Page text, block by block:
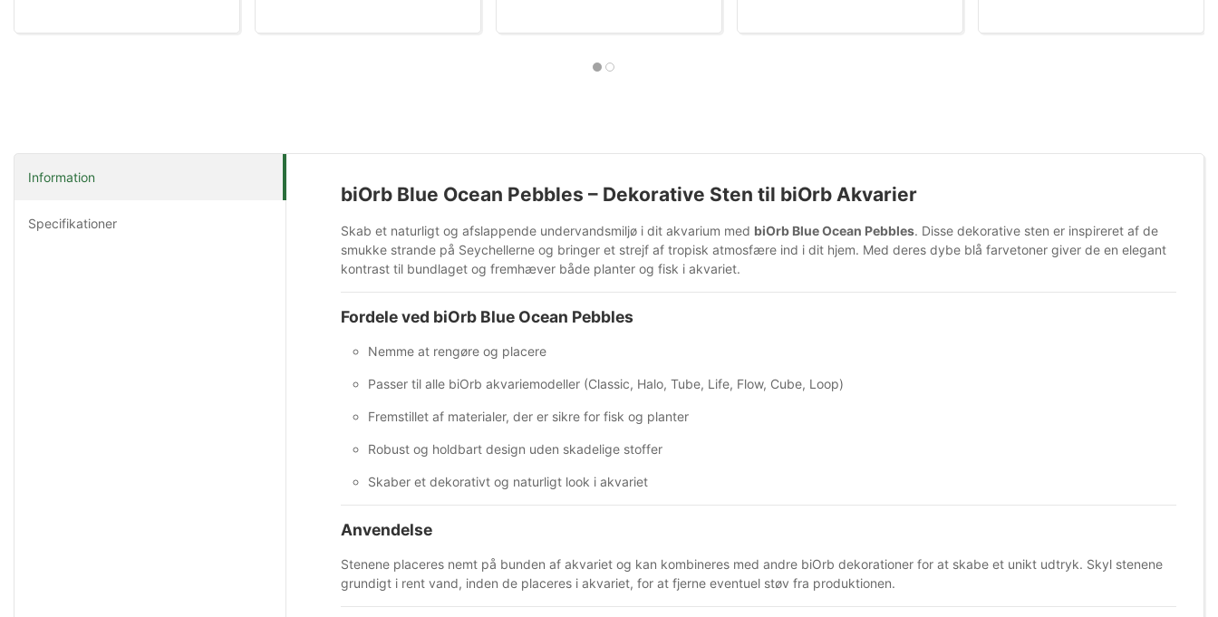
Information
Specifikationer
biOrb Blue Ocean Pebbles – Dekorative Sten til biOrb Akvarier
Skab et naturligt og afslappende undervandsmiljø i dit akvarium med biOrb Blue Ocean Pebbles. Disse dekorative sten er inspireret af de
smukke strande på Seychellerne og bringer et strejf af tropisk atmosfære ind i dit hjem. Med deres dybe blå farvetoner giver de en elegant
kontrast til bundlaget og fremhæver både planter og fisk i akvariet.
Fordele ved biOrb Blue Ocean Pebbles
Nemme at rengøre og placere
Passer til alle biOrb akvariemodeller (Classic, Halo, Tube, Life, Flow, Cube, Loop)
Fremstillet af materialer, der er sikre for fisk og planter
Robust og holdbart design uden skadelige stoffer
Skaber et dekorativt og naturligt look i akvariet
Anvendelse
Stenene placeres nemt på bunden af akvariet og kan kombineres med andre biOrb dekorationer for at skabe et unikt udtryk. Skyl stenene
grundigt i rent vand, inden de placeres i akvariet, for at fjerne eventuel støv fra produktionen.